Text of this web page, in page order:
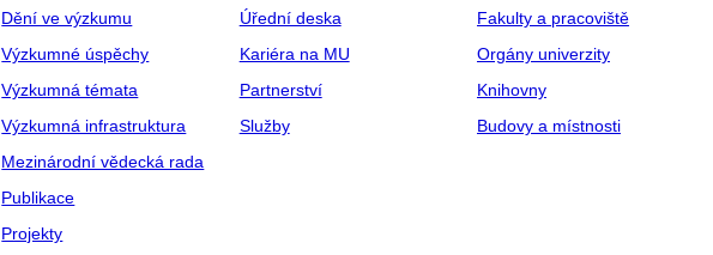
Dění ve výzkumu
Výzkumné úspěchy
Výzkumná témata
Výzkumná infrastruktura
Mezinárodní vědecká rada
Publikace
Projekty
Úřední deska
Kariéra na MU
Partnerství
Služby
Fakulty a pracoviště
Orgány univerzity
Knihovny
Budovy a místnosti